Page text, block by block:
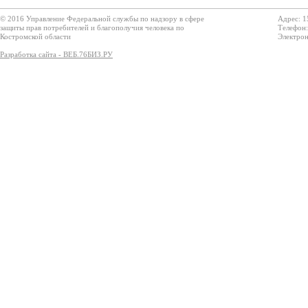
© 2016 Управление Федеральной службы по надзору в сфере
защиты прав потребителей и благополучия человека по
Костромской области
Разработка сайта - ВЕБ.76БИЗ.РУ
Адрес: